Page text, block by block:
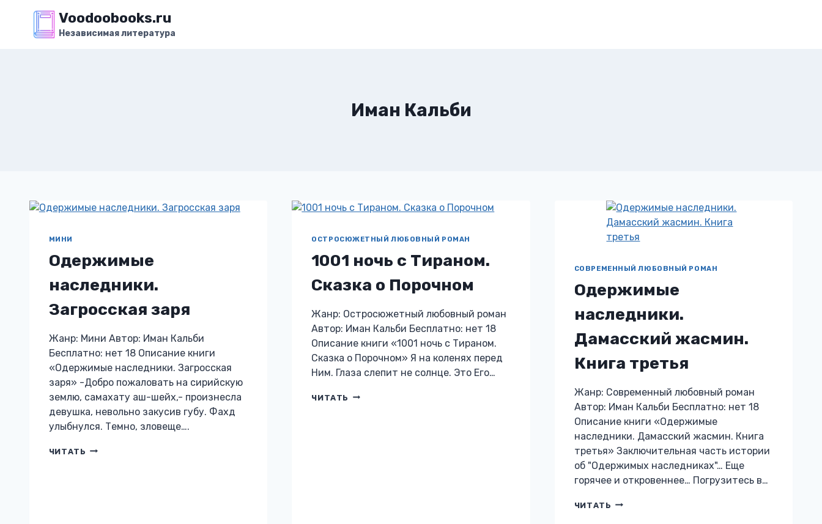
содержимому
Voodoobooks.ru
Независимая литература
Иман Кальби
МИНИ
Одержимые
наследники.
Загросская заря
Жанр: Мини Автор: Иман Кальби
Бесплатно: нет 18 Описание книги
«Одержимые наследники. Загросская
заря» -Добро пожаловать на сирийскую
землю, самахату аш-шейх,- произнесла
девушка, невольно закусив губу. Фахд
улыбнулся. Темно, зловеще….
ЧИТАТЬ ОДЕРЖИМЫЕ
ОСТРОСЮЖЕТНЫЙ ЛЮБОВНЫЙ РОМАН
1001 ночь с Тираном.
Сказка о Порочном
Жанр: Остросюжетный любовный роман
Автор: Иман Кальби Бесплатно: нет 18
Описание книги «1001 ночь с Тираном.
Сказка о Порочном» Я на коленях перед
Ним. Глаза слепит не солнце. Это Его…
ЧИТАТЬ 1001
СОВРЕМЕННЫЙ ЛЮБОВНЫЙ РОМАН
Одержимые
наследники.
Дамасский жасмин.
Книга третья
Жанр: Современный любовный роман
Автор: Иман Кальби Бесплатно: нет 18
Описание книги «Одержимые
наследники. Дамасский жасмин. Книга
третья» Заключительная часть истории
об "Одержимых наследниках"… Еще
горячее и откровеннее… Погрузитесь в…
ЧИТАТЬ ОДЕРЖИМЫЕ